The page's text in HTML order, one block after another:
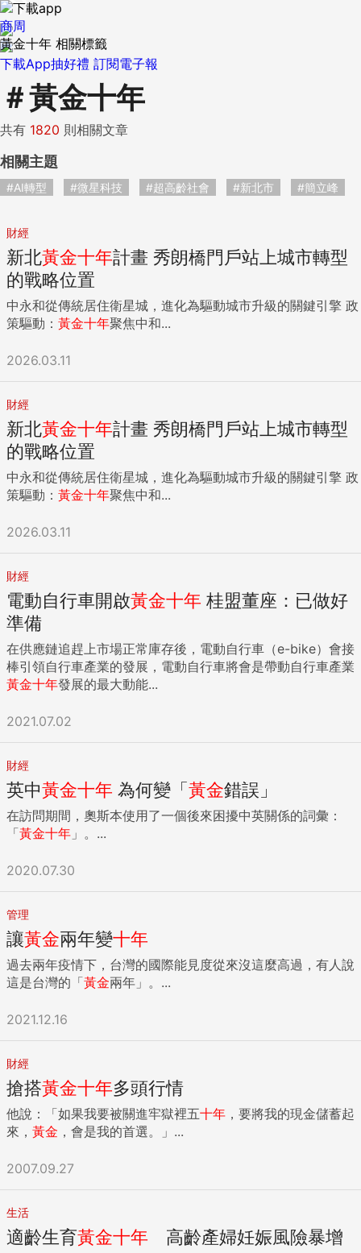
下載App抽好禮 訂閱電子報
商周
黃金十年 相關標籤
＃黃金十年
共有 1820 則相關文章
相關主題
#AI轉型 #微星科技 #超高齡社會 #新北市 #簡立峰
財經
新北黃金十年計畫 秀朗橋門戶站上城市轉型
的戰略位置
中永和從傳統居住衛星城，進化為驅動城市升級的關鍵引擎 政
策驅動： 黃金十年聚焦中和...
2026.03.11
財經
新北黃金十年計畫 秀朗橋門戶站上城市轉型
的戰略位置
中永和從傳統居住衛星城，進化為驅動城市升級的關鍵引擎 政
策驅動： 黃金十年聚焦中和...
2026.03.11
財經
電動自行車開啟黃金十年 桂盟董座：已做好
準備
在供應鏈追趕上市場正常庫存後，電動自行車（e-bike）會接
棒引領自行車產業的發展，電動自行車將會是帶動自行車產業
黃金十年發展的最大動能...
2021.07.02
財經
英中黃金十年 為何變「黃金錯誤」
在訪問期間，奧斯本使用了一個後來困擾中英關係的詞彙：
「黃金十年 」。...
2020.07.30
管理
讓黃金兩年變十年
過去兩年疫情下，台灣的國際能見度從來沒這麼高過，有人說
這是台灣的「黃金兩年」。...
2021.12.16
財經
搶搭黃金十年多頭行情
他說：「如果我要被關進牢獄裡五十年 ，要將我的現金儲蓄起
來， 黃金 ，會是我的首選。」...
2007.09.27
生活
適齡生育黃金十年 高齡產婦妊娠風險暴增